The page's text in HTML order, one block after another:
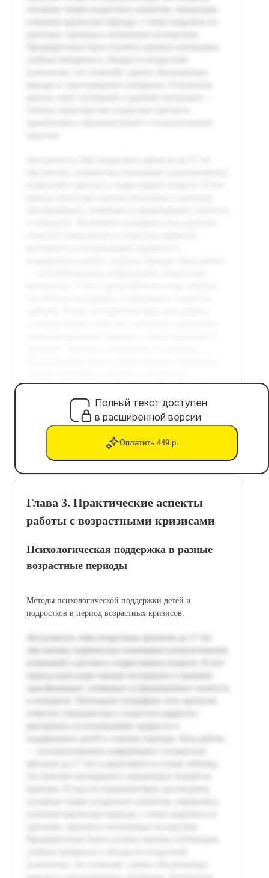
Полный текст доступен
в расширенной версии
Оплатить 449 р.
Глава 3. Практические аспекты
работы с возрастными кризисами
Психологическая поддержка в разные
возрастные периоды
Методы психологической поддержки детей и
подростков в период возрастных кризисов.